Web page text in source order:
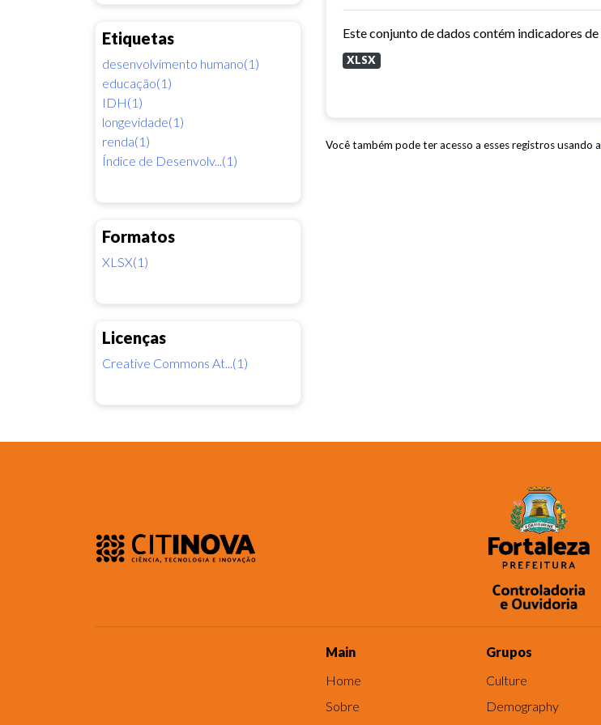
Etiquetas
desenvolvimento humano(1)
educação(1)
IDH(1)
longevidade(1)
renda(1)
Índice de Desenvolv...(1)
Formatos
XLSX(1)
Licenças
Creative Commons At...(1)
XLSX
Você também pode ter acesso a esses registros usando a
Main
Home
Sobre
Grupos
Culture
Demography